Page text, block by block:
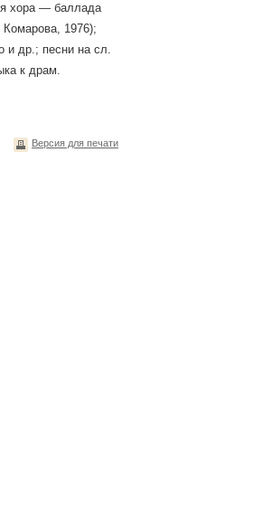
хора — баллада
1976);
и др.; песни на сл.
к драм.
Версия для печати